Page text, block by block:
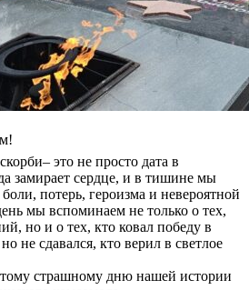
это не просто дата в
замирает сердце, и в тишине мы
потерь, героизма и невероятной
мы вспоминаем не только о тех,
но и о тех, кто ковал победу в
не сдавался, кто верил в светлое
страшному дню нашей истории